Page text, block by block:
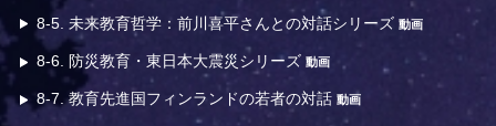
8-5. 未来教育哲学：前川喜平さんとの対話シリーズ動画
8-6. 防災教育・東日本大震災シリーズ動画
8-7. 教育先進国フィンランドの若者の対話動画